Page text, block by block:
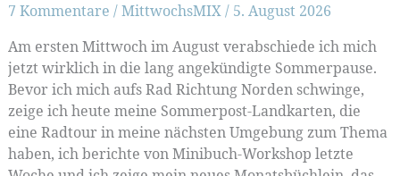
7 Kommentare /MittwochsMIX/ 5. August 2026
Am ersten Mittwoch im August verabschiede ich mich
jetzt wirklich in die lang angekündigte Sommerpause.
Bevor ich mich aufs Rad Richtung Norden schwinge,
zeige ich heute meine Sommerpost-Landkarten, die
eine Radtour in meine nächsten Umgebung zum Thema
haben, ich berichte von Minibuch-Workshop letzte